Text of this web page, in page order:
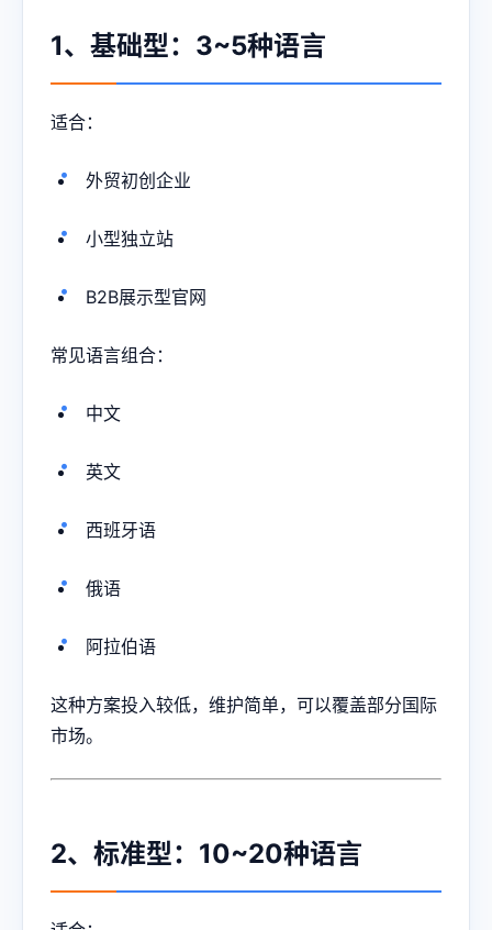
1、基础型：3~5种语言
适合：
外贸初创企业
小型独立站
B2B展示型官网
常见语言组合：
中文
英文
西班牙语
俄语
阿拉伯语
这种方案投入较低，维护简单，可以覆盖部分国际
市场。
2、标准型：10~20种语言